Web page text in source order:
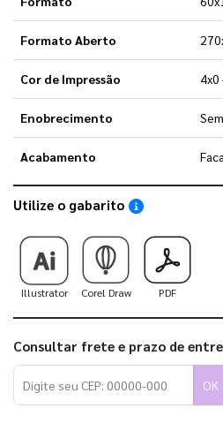
Formato Aberto
Cor de Impressão
Enobrecimento
Acabamento
Utilize o gabarito Saiba como
Illustrator Corel Draw PDF
Consultar frete e prazo de
OK